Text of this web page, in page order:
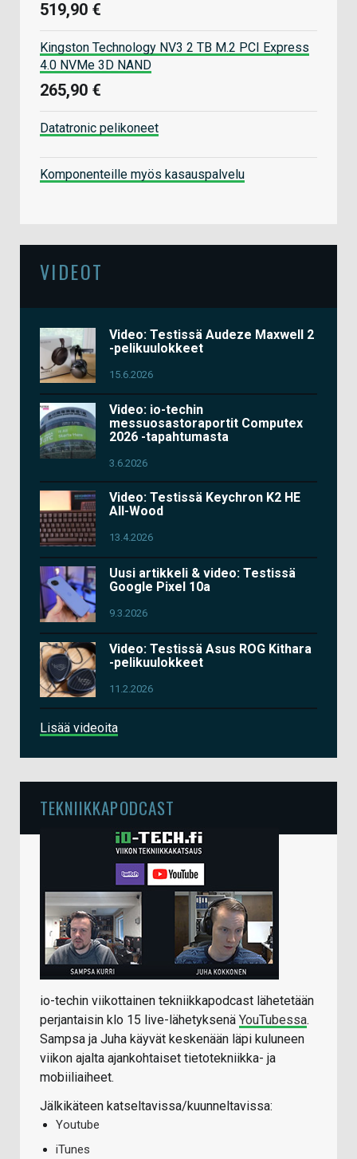
519,90 €
Kingston Technology NV3 2 TB M.2 PCI Express
4.0 NVMe 3D NAND
265,90 €
Datatronic pelikoneet
Komponenteille myös kasauspalvelu
VIDEOT
Video: Testissä Audeze Maxwell 2
-pelikuulokkeet
15.6.2026
Video: io-techin
messuosastoraportit Computex
2026 -tapahtumasta
3.6.2026
Video: Testissä Keychron K2 HE
All-Wood
13.4.2026
Uusi artikkeli & video: Testissä
Google Pixel 10a
9.3.2026
Video: Testissä Asus ROG Kithara
-pelikuulokkeet
11.2.2026
Lisää videoita
TEKNIIKKAPODCAST
io-techin viikottainen tekniikkapodcast lähetetään
perjantaisin klo 15 live-lähetyksenä YouTubessa.
Sampsa ja Juha käyvät keskenään läpi kuluneen
viikon ajalta ajankohtaiset tietotekniikka- ja
mobiiliaiheet.
Jälkikäteen katseltavissa/kuunneltavissa:
Youtube
iTunes